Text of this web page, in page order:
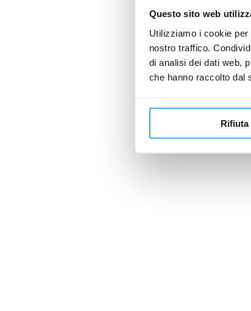
Questo sito web
Utilizziamo i cookie
nostro traffico.
di analisi dei dati web,
che hanno raccolto dal
Rifiuta